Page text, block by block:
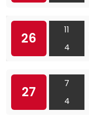
26
11
4
27
7
4